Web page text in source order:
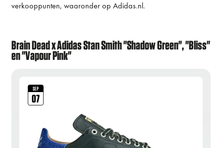
verkooppunten, waaronder op Adidas.nl.
Brain Dead x Adidas Stan Smith "Shadow Green", "Bliss"
en "Vapour Pink"
SEP
07